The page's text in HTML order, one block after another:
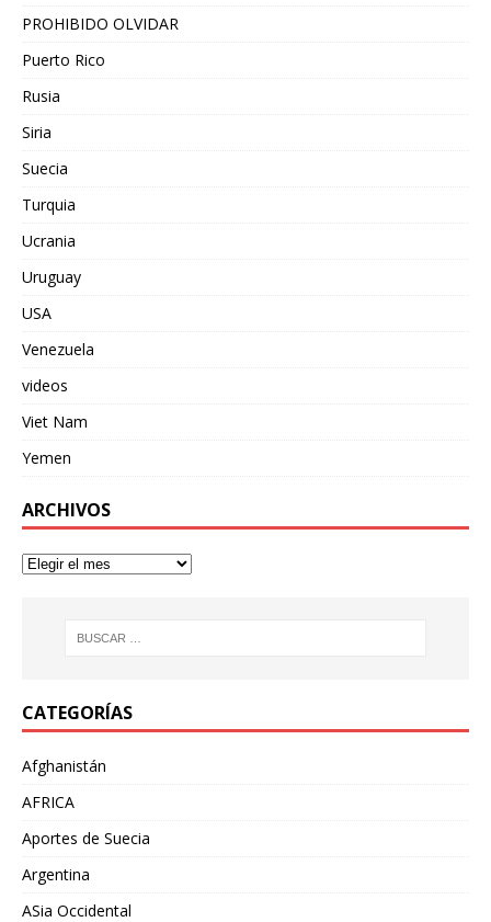
PROHIBIDO OLVIDAR
Puerto Rico
Rusia
Siria
Suecia
Turquia
Ucrania
Uruguay
USA
Venezuela
videos
Viet Nam
Yemen
ARCHIVOS
CATEGORÍAS
Afghanistán
AFRICA
Aportes de Suecia
Argentina
ASia Occidental